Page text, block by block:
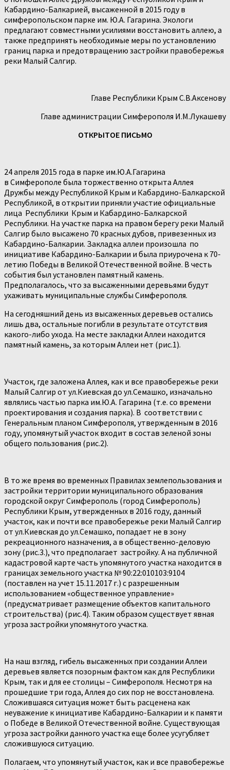
Кабардино-Балкарией, высаженной в 2015 году в
симферопольском парке им. Ю.А. Гагарина. Экологи
предлагают совместными усилиями восстановить аллею, а
также предпринять необходимые меры по установлению
границ парка и предотвращению застройки правобережья
реки Малый Салгир.
Главе Республики Крым С.В.Аксенову
Главе администрации Симферополя И.М.Лукашеву
ОТКРЫТОЕ ПИСЬМО
24 апреля 2015 года в парке им.Ю.А.Гагарина
в Симферополе была торжественно открыта Аллея
Дружбы между Республикой Крым и Кабардино-Балкарской
Республикой, в открытии приняли участие официальные
лица Республики Крым и Кабардино-Балкарской
Республики. На участке парка на правом берегу реки Малый
Салгир было высажено 70 красных дубов, привезенных из
Кабардино-Балкарии. Закладка аллеи произошла по
инициативе Кабардино-Балкарии и была приурочена к 70-
летию Победы в Великой Отечественной войне. В честь
события был установлен памятный камень.
Предполагалось, что за высаженными деревьями будут
ухаживать муниципальные службы Симферополя.
На сегодняшний день из высаженных деревьев остались
лишь два, остальные погибли в результате отсутствия
какого-либо ухода. На месте закладки Аллеи находится
памятный камень, за которым Аллеи нет (рис.1).
Участок, где заложена Аллея, как и все правобережье реки
Малый Салгир от ул.Киевская до ул.Семашко, изначально
являлись частью парка им.Ю.А. Гагарина (т.е. со времени
проектирования и создания парка). В соответствии с
Генеральным планом Симферополя, утвержденным в 2016
году, упомянутый участок входит в состав зеленой зоны
общего пользования (рис.2).
В то же время во временных Правилах землепользования и
застройки территории муниципального образования
городской округ Симферополь (город Симферополь)
Республики Крым, утвержденных в 2016 году, данный
участок, как и почти все правобережье реки Малый Салгир
от ул.Киевская до ул.Семашко, попадает не в зону
рекреационного назначения, а в общественно-деловую
зону (рис.3.), что предполагает застройку. А на публичной
кадастровой карте часть упомянутого участка находится в
границах земельного участка № 90:22:010103:9104
(поставлен на учет 15.11.2017 г.) с разрешенным
использованием «общественное управление»
(предусматривает размещение объектов капитального
строительства) (рис.4). Таким образом существует явная
угроза застройки упомянутого участка.
На наш взгляд, гибель высаженных при создании Аллеи
деревьев является позорным фактом как для Республики
Крым, так и для ее столицы – Симферополя. Несмотря на
прошедшие три года, Аллея до сих пор не восстановлена.
Сложившаяся ситуация может быть расценена как
неуважение к инициативе Кабардино-Балкарии и к памяти
о Победе в Великой Отечественной войне. Существующая
угроза застройки данного участка еще более усугубляет
сложившуюся ситуацию.
Полагаем, что упомянутый участок, как и все правобережье